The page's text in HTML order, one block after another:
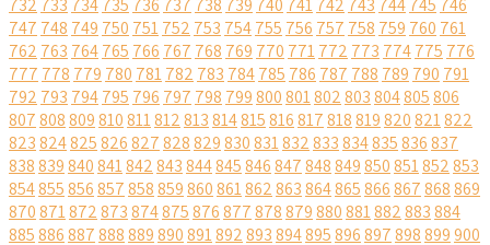
732 733 734735 736 737 738 739 740 741742 743 744745 746
747 748 749 750 751752 753 754755 756 757 758 759 760 761
762 763 764765 766 767 768 769 770 771772 773 774775 776
777 778 779 780 781782 783 784785 786 787 788 789 790 791
792 793 794795 796 797 798 799800801802803804805806
807808809810811812813814815816817818819820821822
823824825826827828829830831832833834835836837
838839840841842843844845846847848849850851852853
854855856857858859860861862863864865866867868869
870871872873874875876877878879880881882883884
885886887888889890891892893894895896897898899900